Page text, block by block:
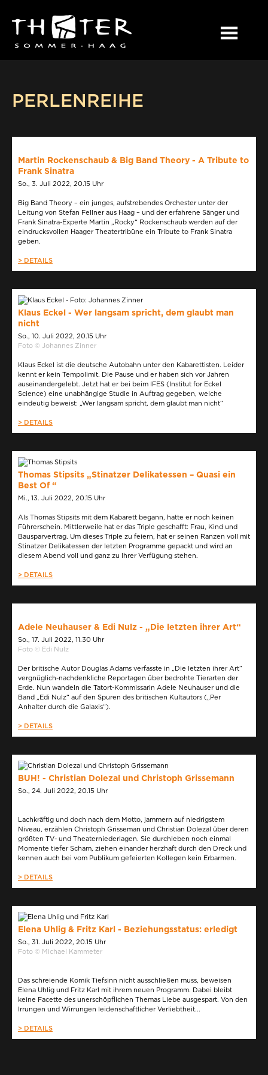
PERLENREIHE
Martin Rockenschaub & Big Band Theory - A Tribute to
Frank Sinatra
So., 3. Juli 2022, 20.15 Uhr
Big Band Theory – ein junges, aufstrebendes Orchester unter der
Leitung von Stefan Fellner aus Haag – und der erfahrene Sänger und
Frank Sinatra-Experte Martin „Rocky“ Rockenschaub werden auf der
eindrucksvollen Haager Theatertribüne ein Tribute to Frank Sinatra
geben.
> DETAILS
Klaus Eckel - Wer langsam spricht, dem glaubt man
nicht
So., 10. Juli 2022, 20.15 Uhr
Foto © Johannes Zinner
Klaus Eckel ist die deutsche Autobahn unter den Kabarettisten. Leider
kennt er kein Tempolimit. Die Pause und er haben sich vor Jahren
auseinandergelebt. Jetzt hat er bei beim IFES (Institut for Eckel
Science) eine unabhängige Studie in Auftrag gegeben, welche
eindeutig beweist: „Wer langsam spricht, dem glaubt man nicht“
> DETAILS
Thomas Stipsits „Stinatzer Delikatessen – Quasi ein
Best Of “
Mi., 13. Juli 2022, 20.15 Uhr
Als Thomas Stipsits mit dem Kabarett begann, hatte er noch keinen
Führerschein. Mittlerweile hat er das Triple geschafft: Frau, Kind und
Bausparvertrag. Um dieses Triple zu feiern, hat er seinen Ranzen voll mit
Stinatzer Delikatessen der letzten Programme gepackt und wird an
diesem Abend voll und ganz zu Ihrer Verfügung stehen.
> DETAILS
Adele Neuhauser & Edi Nulz - „Die letzten ihrer Art“
So., 17. Juli 2022, 11.30 Uhr
Foto © Edi Nulz
Der britische Autor Douglas Adams verfasste in „Die letzten ihrer Art“
vergnüglich-nachdenkliche Reportagen über bedrohte Tierarten der
Erde. Nun wandeln die Tatort-Kommissarin Adele Neuhauser und die
Band „Edi Nulz“ auf den Spuren des britischen Kultautors („Per
Anhalter durch die Galaxis“).
> DETAILS
BUH! - Christian Dolezal und Christoph Grissemann
So., 24. Juli 2022, 20.15 Uhr
Lachkräftig und doch nach dem Motto, jammern auf niedrigstem
Niveau, erzählen Christoph Grisseman und Christian Dolezal über deren
größten TV- und Theaterniederlagen. Sie durchleben noch einmal
Momente tiefer Scham, ziehen einander herzhaft durch den Dreck und
kennen auch bei vom Publikum gefeierten Kollegen kein Erbarmen.
> DETAILS
Elena Uhlig & Fritz Karl - Beziehungsstatus: erledigt
So., 31. Juli 2022, 20.15 Uhr
Foto © Michael Kammeter
Das schreiende Komik Tiefsinn nicht ausschließen muss, beweisen
Elena Uhlig und Fritz Karl mit ihrem neuen Programm. Dabei bleibt
keine Facette des unerschöpflichen Themas Liebe ausgespart. Von den
Irrungen und Wirrungen leidenschaftlicher Verliebtheit...
> DETAILS